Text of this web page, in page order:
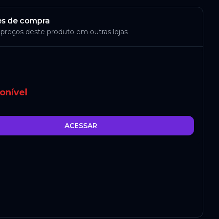
de compra
preços deste produto em outras lojas
ACESSAR